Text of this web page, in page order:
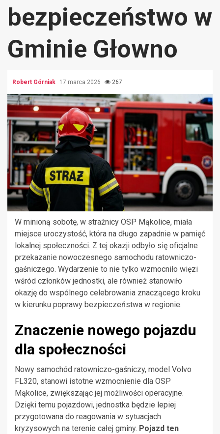
bezpieczeństwo w
Gminie Głowno
Robert Górniak 17 marca 2026 267
W minioną sobotę, w strażnicy OSP Mąkolice, miała
miejsce uroczystość, która na długo zapadnie w pamięć
lokalnej społeczności. Z tej okazji odbyło się oficjalne
przekazanie nowoczesnego samochodu ratowniczo-
gaśniczego. Wydarzenie to nie tylko wzmocniło więzi
wśród członków jednostki, ale również stanowiło
okazję do wspólnego celebrowania znaczącego kroku
w kierunku poprawy bezpieczeństwa w regionie.
Znaczenie nowego pojazdu
dla społeczności
Nowy samochód ratowniczo-gaśniczy, model Volvo
FL320, stanowi istotne wzmocnienie dla OSP
Mąkolice, zwiększając jej możliwości operacyjne.
Dzięki temu pojazdowi, jednostka będzie lepiej
przygotowana do reagowania w sytuacjach
kryzysowych na terenie całej gminy. Pojazd ten